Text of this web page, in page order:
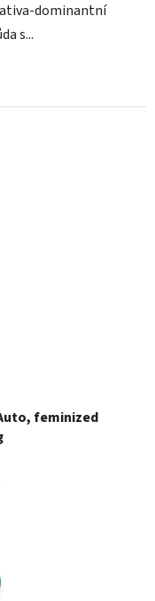
dominantní
s...
feminized